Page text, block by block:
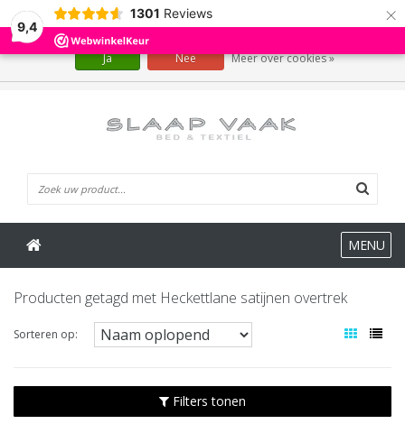
9,4
1301 Reviews ×
MENU
Producten getagd met Heckettlane satijnen overtrek
Sorteren op:
Filters tonen
Wij slaan cookies op om onze website te verbeteren. Is dat akkoord?
Ja Nee Meer over cookies »